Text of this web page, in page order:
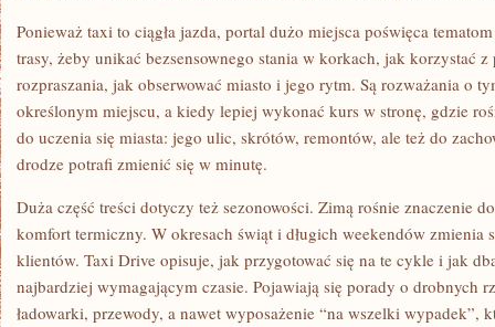
Ponieważ taxi to ciągła jazda, portal dużo miejsca poświęca
trasy, żeby unikać bezsensownego stania w korkach, jak korzystać
rozpraszania, jak obserwować miasto i jego rytm. Są rozważania o
określonym miejscu, a kiedy lepiej wykonać kurs w stronę, gdzie
do uczenia się miasta: jego ulic, skrótów, remontów, ale też do
drodze potrafi zmienić się w minutę.
Duża część treści dotyczy też sezonowości. Zimą rośnie znaczenie
komfort termiczny. W okresach świąt i długich weekendów zmienia
klientów. Taxi Drive opisuje, jak przygotować się na te cykle i jak
najbardziej wymagającym czasie. Pojawiają się porady o drobnych
ładowarki, przewody, a nawet wyposażenie “na wszelki wypadek”,